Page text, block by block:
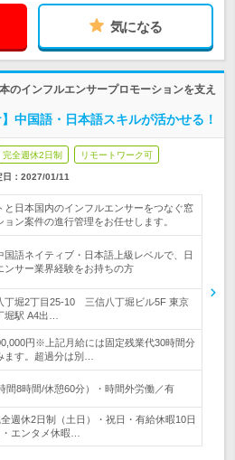
気になる
のインフルエンサープロモーションを支え
中国語・日本語スキルが活かせる！
完全週休2日制 リモートワーク可
： 2027/01/11
と日本国内のインフルエンサーをつなぐ窓
ン案件の進行管理をお任せします。
国語ネイティブ・日本語上級レベルで、日
ンサー業界経験をお持ちの方
丁堀2丁目25-10 三信八丁堀ビル5F 東京
堀駅 A4出…
円※上記月給には固定残業代30時間分
ます。超過分は別…
間8時間/休憩60分）・時間外労働／有
週休2日制（土日）・祝日・有給休暇10日
エンタメ休暇…